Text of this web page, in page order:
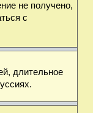
не получено,
с
длительное